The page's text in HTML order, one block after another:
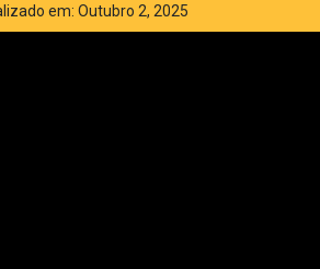
em: Outubro 2, 2025